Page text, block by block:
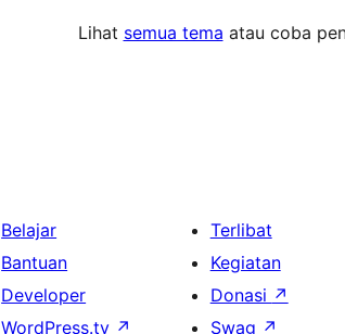
Lihat semua tema atau coba
Belajar
Bantuan
Developer
WordPress.tv ↗
Terlibat
Kegiatan
Donasi ↗
Swag ↗